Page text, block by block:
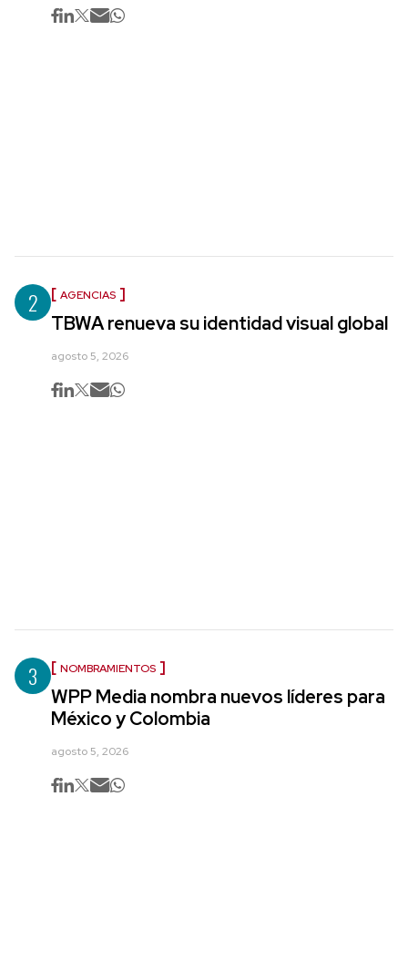
2 AGENCIAS
TBWA renueva su identidad visual global
agosto 5, 2026
3 NOMBRAMIENTOS
WPP Media nombra nuevos líderes para
México y Colombia
agosto 5, 2026